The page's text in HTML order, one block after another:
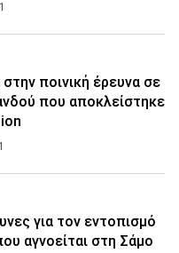
ποινική έρευνα σε
που αποκλείστηκε
για τον εντοπισμό
αγνοείται στη Σάμο